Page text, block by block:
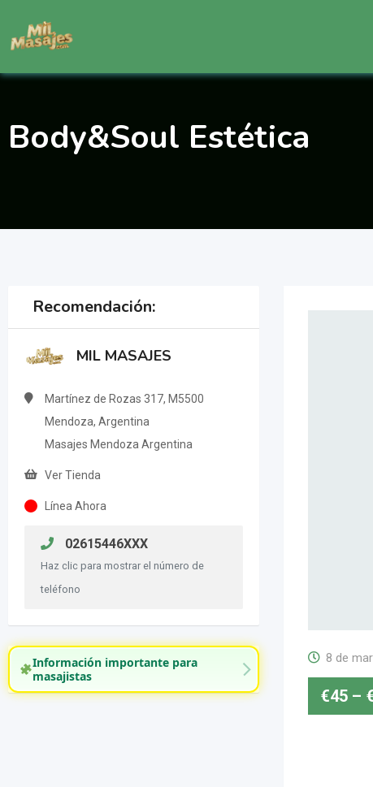
contenido
Body&Soul Estética
Recomendación:
MIL MASAJES
Martínez de Rozas 317, M5500
Mendoza, Argentina
Masajes Mendoza Argentina
Ver Tienda
Línea Ahora
02615446XXX
Haz clic para mostrar el número de
teléfono
Información importante para
masajistas
8 de
€45 –